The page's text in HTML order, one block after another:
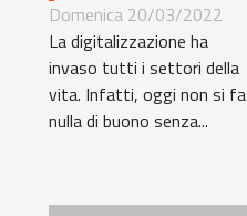
eRowzFinder:
cosa devi
sapere?
Domenica 20/03/2022
La digitalizzazione ha
invaso tutti i settori della
vita. Infatti, oggi non si fa
nulla di buono senza...